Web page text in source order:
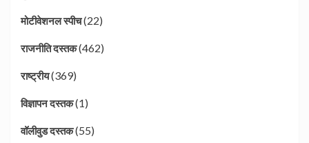
मोटीवेशनल स्पीच(22)
राजनीति दस्तक(462)
राष्ट्रीय(369)
विज्ञापन दस्तक(1)
वॉलीवुड दस्तक(55)